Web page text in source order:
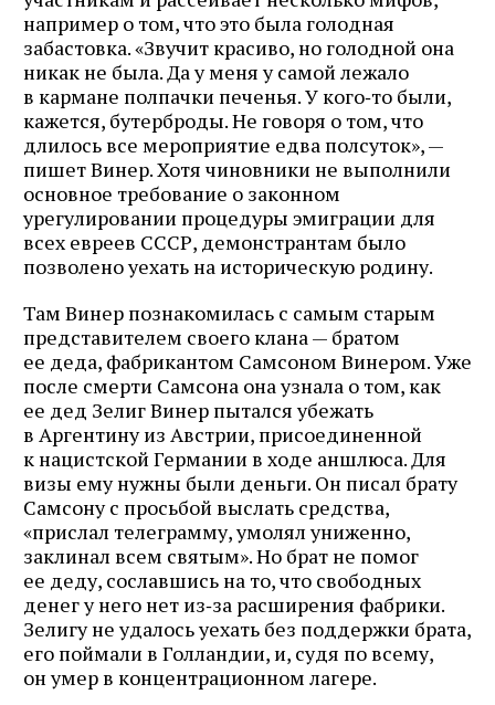
например о том, что это была голодная
забастовка. «Звучит красиво, но голодной она
никак не была. Да у меня у самой лежало
в кармане полпачки печенья. У кого‑то были,
кажется, бутерброды. Не говоря о том, что
длилось все мероприятие едва полсуток», —
пишет Винер. Хотя чиновники не выполнили
основное требование о законном
урегулировании процедуры эмиграции для
всех евреев СССР, демонстрантам было
позволено уехать на историческую родину.
Там Винер познакомилась с самым старым
представителем своего клана — братом
ее деда, фабрикантом Самсоном Винером. Уже
после смерти Самсона она узнала о том, как
ее дед Зелиг Винер пытался убежать
в Аргентину из Австрии, присоединенной
к нацистской Германии в ходе аншлюса. Для
визы ему нужны были деньги. Он писал брату
Самсону с просьбой выслать средства,
«прислал телеграмму, умолял униженно,
заклинал всем святым». Но брат не помог
ее деду, сославшись на то, что свободных
денег у него нет из‑за расширения фабрики.
Зелигу не удалось уехать без поддержки брата,
его поймали в Голландии, и, судя по всему,
он умер в концентрационном лагере.